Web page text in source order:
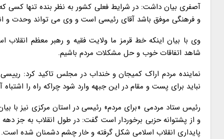
آصفری بیان داشت: در شرایط فعلی کشور به نظر بنده تنها کسی
و فرهنگی موفق باشد آقای رئیسی است و وی می تواند وحدت و
وی با بیان اینکه خط قرمز ما ولایت فقیه و رهبر معظم
شاهد اتفاقات خوب و حل مشکلات مردم باشیم.
نماینده مردم اراک کمیجان و خنداب در مجلس تاکید کرد:
نباید برای پست و مقام در این جبهه وارد شود چراکه راه را
رئیس ستاد مردمی «برای مردم» رئیسی در استان مرکزی نیز با
و از پشتوانه حزبی برخوردار است گفت: در طول انقلاب به جز
پایداری انقلاب اسلامی شکل گرفته و خار چشم دشمنان شده است.